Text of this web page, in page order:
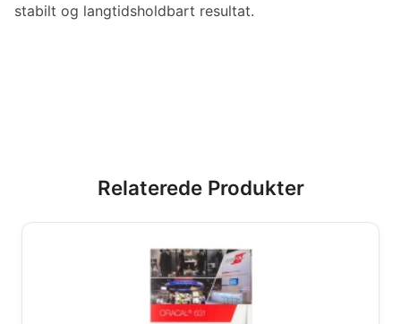
stabilt og langtidsholdbart resultat.
Relaterede Produkter